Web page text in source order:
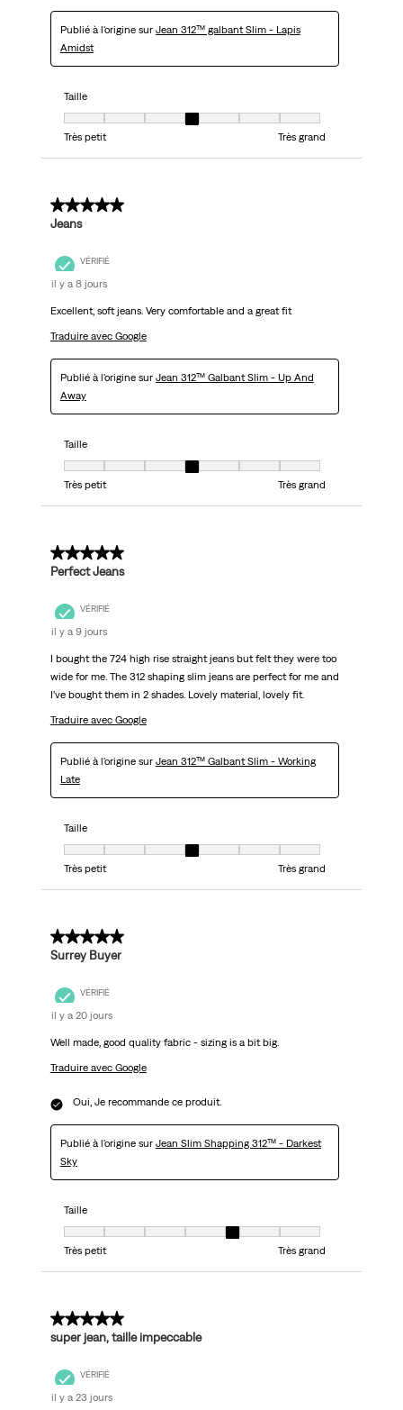
Publié à l'origine sur Jean 312™ galbant Slim - Lapis
Amidst
Taille
Taille, 4 sur 7, où 1 est égal à Très petit et 7 est égal à Très grand
Très petit
Très grand
5 sur 5 étoiles.
Jeans
VÉRIFIÉ
il y a 8 jours
Excellent, soft jeans. Very comfortable and a great fit
Traduire avec Google
Publié à l'origine sur Jean 312™ Galbant Slim - Up And
Away
Taille
Taille, 4 sur 7, où 1 est égal à Très petit et 7 est égal à Très grand
Très petit
Très grand
5 sur 5 étoiles.
Perfect Jeans
VÉRIFIÉ
il y a 9 jours
I bought the 724 high rise straight jeans but felt they were too
wide for me. The 312 shaping slim jeans are perfect for me and
I’ve bought them in 2 shades. Lovely material, lovely fit.
Traduire avec Google
Publié à l'origine sur Jean 312™ Galbant Slim - Working
Late
Taille
Taille, 4 sur 7, où 1 est égal à Très petit et 7 est égal à Très grand
Très petit
Très grand
5 sur 5 étoiles.
Surrey Buyer
VÉRIFIÉ
il y a 20 jours
Well made, good quality fabric - sizing is a bit big.
Traduire avec Google
Oui, Je recommande ce produit.
Publié à l'origine sur Jean Slim Shapping 312™ - Darkest
Sky
Taille
Taille, 5 sur 7, où 1 est égal à Très petit et 7 est égal à Très grand
Très petit
Très grand
5 sur 5 étoiles.
super jean, taille impeccable
VÉRIFIÉ
il y a 23 jours